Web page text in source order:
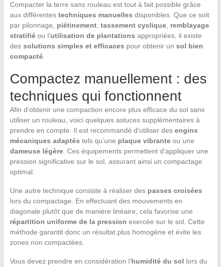
Compacter la terre sans rouleau est tout à fait possible grâce
aux différentes techniques manuelles disponibles. Que ce soit
par pilonnage, piétinement, tassement cyclique, remblayage
stratifiéou l’utilisation de plantations appropriées, il existe
des solutions simples et efficaces pour obtenir un sol bien
compacté.
Compactez manuellement : des
techniques qui fonctionnent
Afin d’obtenir une compaction encore plus efficace du sol sans
utiliser un rouleau, voici quelques astuces supplémentaires à
prendre en compte. Il est recommandé d’utiliser des engins
mécaniques adaptés tels qu’une plaque vibranteou une
dameuse légère. Ces équipements permettent d’appliquer une
pression significative sur le sol, assurant ainsi un compactage
optimal.
Une autre technique consiste à réaliser des passes croisées
lors du compactage. En effectuant des mouvements en
diagonale plutôt que de manière linéaire, cela favorise une
répartition uniforme de la pression exercée sur le sol. Cette
méthode garantit donc un résultat plus homogène et évite les
zones non compactées.
Vous devez prendre en considération l’humidité du sol lors du